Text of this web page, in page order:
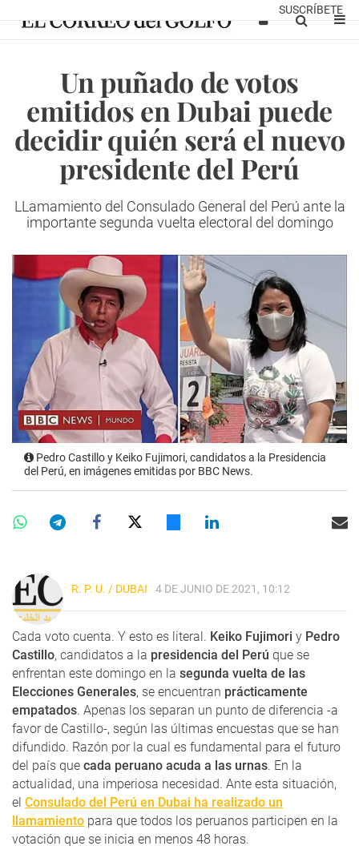
SUSCRÍBETE
Un puñado de votos
emitidos en Dubai puede
decidir quién será el nuevo
presidente del Perú
LLamamiento del Consulado General del Perú ante la
importante segunda vuelta electoral del domingo
Pedro Castillo y Keiko Fujimori, candidatos a la Presidencia
del Perú, en imágenes emitidas por BBC News.
R. P. U. / DUBAI 4 DE JUNIO DE 2021, 10:12
Cada voto cuenta. Y esto es literal. Keiko Fujimori y Pedro
Castillo, candidatos a la presidencia del Perú que se
enfrentan este domingo en la segunda vuelta de las
Elecciones Generales, se encuentran prácticamente
empatados. Apenas los separan un punto de diferencia -a
favor de Castillo-, según las últimas encuestas que se han
difundido. Razón por la cual es fundamental para el futuro
del país que cada peruano acuda a las urnas. En la
actualidad, una imperiosa necesidad. Ante esta situación,
el Consulado del Perú en Dubai ha realizado un
llamamiento para que todos los peruanos participen en la
votación que se inicia en menos 48 horas.